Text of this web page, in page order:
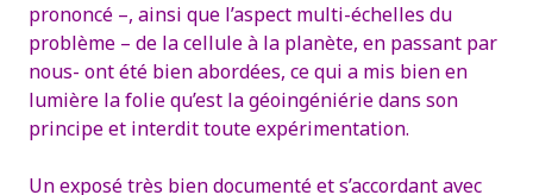
prononcé –, ainsi que l’aspect multi-échelles du
problème – de la cellule à la planète, en passant par
nous- ont été bien abordées, ce qui a mis bien en
lumière la folie qu’est la géoingéniérie dans son
principe et interdit toute expérimentation.
Un exposé très bien documenté et s’accordant avec